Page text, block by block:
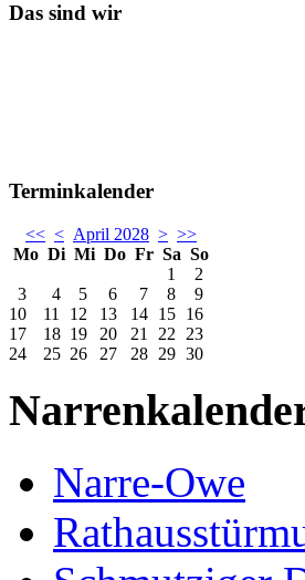
Das sind wir
Terminkalender
<< < April 2028 > >>
Mo Di Mi Do Fr Sa So
1
2
3
4 5 6 7 8
9
10
11 12 13 14 15 16
17
18 19 20 21 22
23
24
25 26 27 28 29 30
Narre-Owe